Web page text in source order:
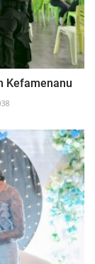
Kefamenanu